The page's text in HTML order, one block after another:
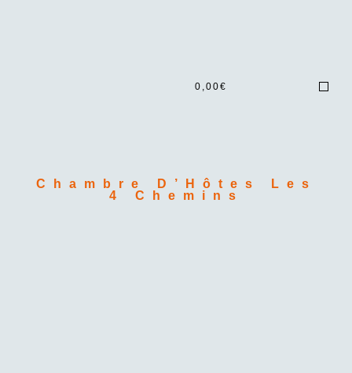
0,00€
Chambre D’Hôtes Les
4 Chemins